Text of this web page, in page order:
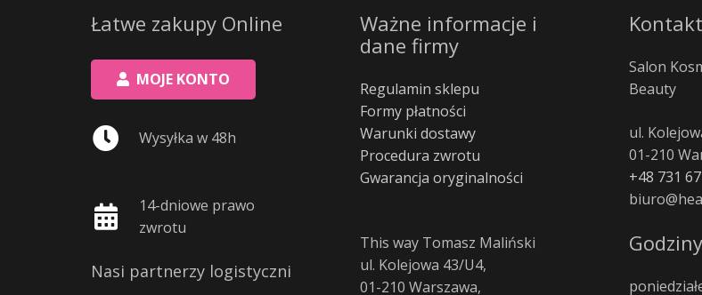
Łatwe zakupy Online
MOJE KONTO
Wysyłka w 48h
14-dniowe prawo
zwrotu
Nasi partnerzy logistyczni
Ważne informacje i
dane firmy
Regulamin sklepu
Formy płatności
Warunki dostawy
Procedura zwrotu
Gwarancja oryginalności
This way Tomasz Maliński
ul. Kolejowa 43/U4,
01-210 Warszawa,
Kontakt
Salon
Beauty
ul.
01-210
+48 731